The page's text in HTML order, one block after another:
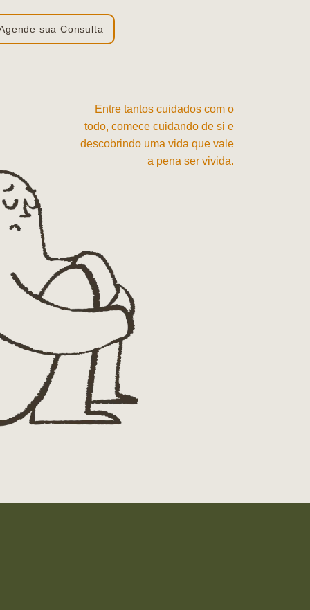
sua Consulta
Entre tantos cuidados com o
todo, comece cuidando de si e
descobrindo uma vida que vale
a pena ser vivida.